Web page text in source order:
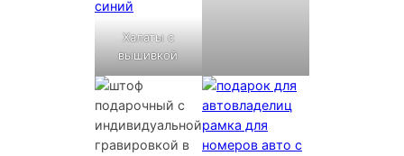
Халаты с
вышивкой